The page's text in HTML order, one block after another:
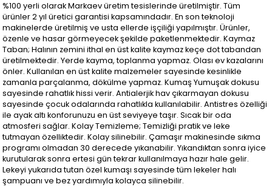
%100 yerli olarak Markaev üretim tesislerinde üretilmiştir. Tüm
ürünler 2 yıl üretici garantisi kapsamındadır. En son teknoloji
makinelerde üretilmiş ve usta ellerde işçiliği yapılmıştır. Ürünler,
özenle ve hasar görmeyecek şekilde paketlenmektedir. Kaymaz
Taban; Halının zemini ithal en üst kalite kaymaz keçe dot tabandan
üretilmektedir. Yerde kayma, toplanma yapmaz. Olası ev kazalarını
önler. Kullanılan en üst kalite malzemeler sayesinde kesinlikle
zamanla parçalanma, dökülme yapmaz. Kumaş Yumuşak dokusu
sayesinde rahatlık hissi verir. Antialerjik hav çıkarmayan dokusu
sayesinde çocuk odalarında rahatlıkla kullanılabilir. Antistres özelliği
ile ayak altı konforunuzu en üst seviyeye taşır. Sıcak bir oda
atmosferi sağlar. Kolay Temizleme; Temizliği pratik ve leke
tutmayan özelliktedir. Kolay silinebilir. Çamaşır makinesinde sıkma
programı olmadan 30 derecede yıkanabilir. Yıkandıktan sonra iyice
kurutularak sonra ertesi gün tekrar kullanılmaya hazır hale gelir.
Lekeyi yukarıda tutan özel kumaşı sayesinde tüm lekeler halı
şampuanı ve bez yardımıyla kolayca silinebilir.